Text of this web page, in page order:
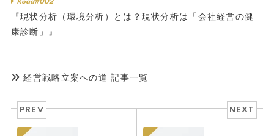
Road#002
『現状分析（環境分析）とは？現状分析は「会社経営の健
康診断」』
経営戦略立案への道 記事一覧
PREV NEXT